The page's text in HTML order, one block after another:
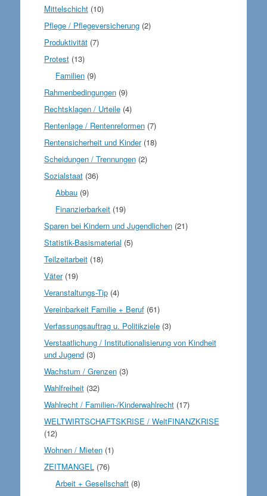
Mittelschicht(10)
Pflege / Pflegeversicherung(2)
Produktivität(7)
Protest(13)
Familien (9)
Rahmenbedingungen(9)
Rechtsklagen / Urteile(4)
Rentenlage / Rentenreformen(7)
Rentensicherheit und Kinder(18)
Scheidungen / Trennungen(2)
Sozialstaat(36)
Abbau (9)
Finanzierbarkeit (19)
Sparen bei Kindern und Jugendlichen(21)
Statistik-Basismaterial (5)
Teilzeitarbeit(18)
Väter(19)
Veranstaltungs-Tip(4)
Vereinbarkeit Familie + Beruf(61)
Verfassungsauftrag u. Politikziele(3)
Verstaatlichung / Institutionalisierung von Kindheit
und Jugend(3)
Wachstum / Grenzen(3)
Wahlfreiheit(32)
Wahlrecht / Familien-/Kinderwahlrecht(17)
WELTWIRTSCHAFTSKRISE / WeltFINANZKRISE
(12)
Wohnen / Mieten(1)
ZEITMANGEL(76)
Arbeit + Gesellschaft (8)